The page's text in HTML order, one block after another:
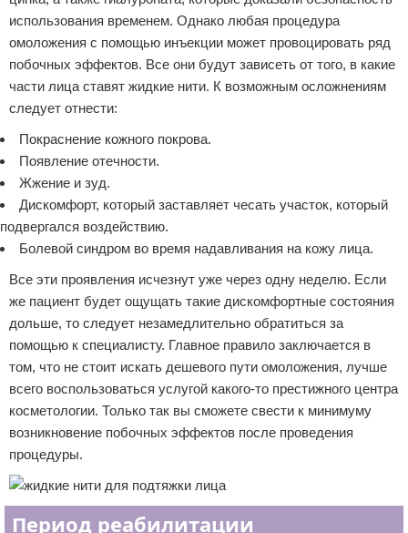
использования временем. Однако любая процедура
омоложения с помощью инъекции может провоцировать ряд
побочных эффектов. Все они будут зависеть от того, в какие
части лица ставят жидкие нити. К возможным осложнениям
следует отнести:
Покраснение кожного покрова.
Появление отечности.
Жжение и зуд.
Дискомфорт, который заставляет чесать участок, который
подвергался воздействию.
Болевой синдром во время надавливания на кожу лица.
Все эти проявления исчезнут уже через одну неделю. Если
же пациент будет ощущать такие дискомфортные состояния
дольше, то следует незамедлительно обратиться за
помощью к специалисту. Главное правило заключается в
том, что не стоит искать дешевого пути омоложения, лучше
всего воспользоваться услугой какого-то престижного центра
косметологии. Только так вы сможете свести к минимуму
возникновение побочных эффектов после проведения
процедуры.
Период реабилитации